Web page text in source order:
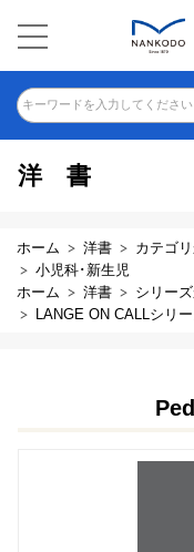
キーワードを入力してください
洋書
ホーム 洋書 カテゴ
小児科･新生児
ホーム
洋書 シリー
LANGE ON CALLシリ